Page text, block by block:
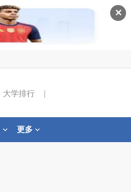
✕
大学排行
更多